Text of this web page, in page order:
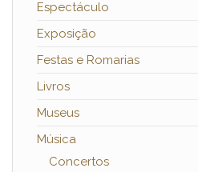
Espectáculo
Exposição
Festas e Romarias
Livros
Museus
Música
Concertos